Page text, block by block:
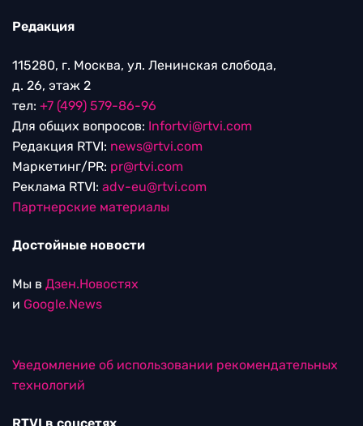
Редакция
115280, г. Москва, ул. Ленинская слобода,
д. 26, этаж 2
тел: +7 (499) 579-86-96
Для общих вопросов: Infortvi@rtvi.com
Редакция RTVI: news@rtvi.com
Маркетинг/PR: pr@rtvi.com
Реклама RTVI: adv-eu@rtvi.com
Партнерские материалы
Достойные новости
Мы в Дзен.Новостях
и Google.News
Уведомление об использовании рекомендательных
технологий